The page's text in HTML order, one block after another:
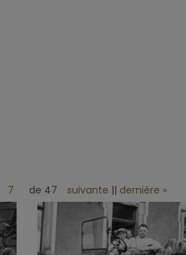
de 47 suivante || dernière »